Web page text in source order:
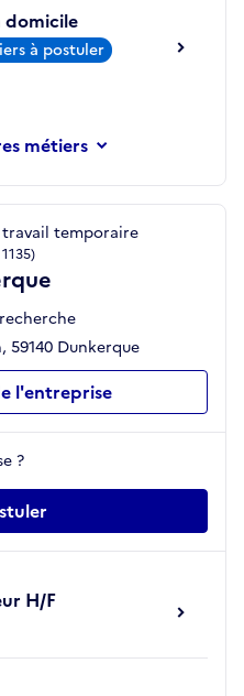
domicile
à postuler
métiers
travail temporaire
59140 Dunkerque
l'entreprise
?
H/F